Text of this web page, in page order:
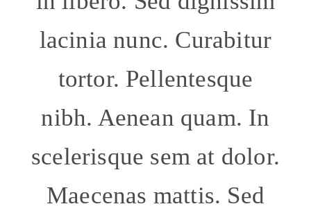
lacinia nunc. Curabitur
tortor. Pellentesque
nibh. Aenean quam. In
scelerisque sem at dolor.
Maecenas mattis. Sed